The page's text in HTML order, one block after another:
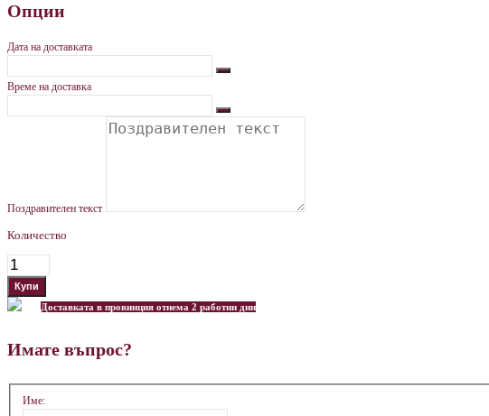
Опции
Дата на доставката
Време на доставка
Поздравителен текст
Количество
Доставката в провинция отнема 2 работни дни
Имате въпрос?
Име: